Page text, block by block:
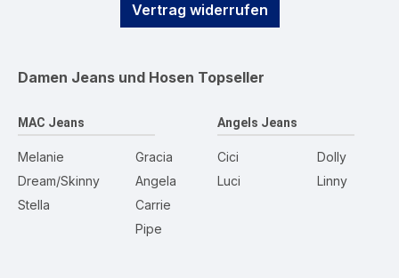
Vertrag widerrufen
Damen Jeans und Hosen Topseller
MAC Jeans
Melanie
Dream/Skinny
Stella
Gracia
Angela
Carrie
Pipe
Angels Jeans
Cici
Luci
Dolly
Linny